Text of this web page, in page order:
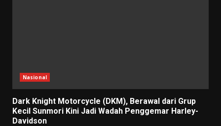
Nasional
Dark Knight Motorcycle (DKM), Berawal dari Grup
Kecil Sunmori Kini Jadi Wadah Penggemar Harley-
Davidson